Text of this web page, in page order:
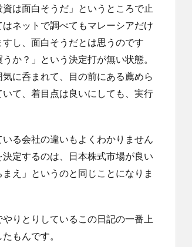
は面白そうだ」というところで止
ネットで調べてもマレーシアだけ
し、面白そうだとは思うのです
か？」という決定打が無い状態。
に呑まれて、目の前にある薦めら
て、着目点は良いにしても、実行
る会社の違いもよくわかりません
定するのは、日本株式市場が良い
え」というのと同じことになりま
りとりしているこの日記の一番上
もんです。